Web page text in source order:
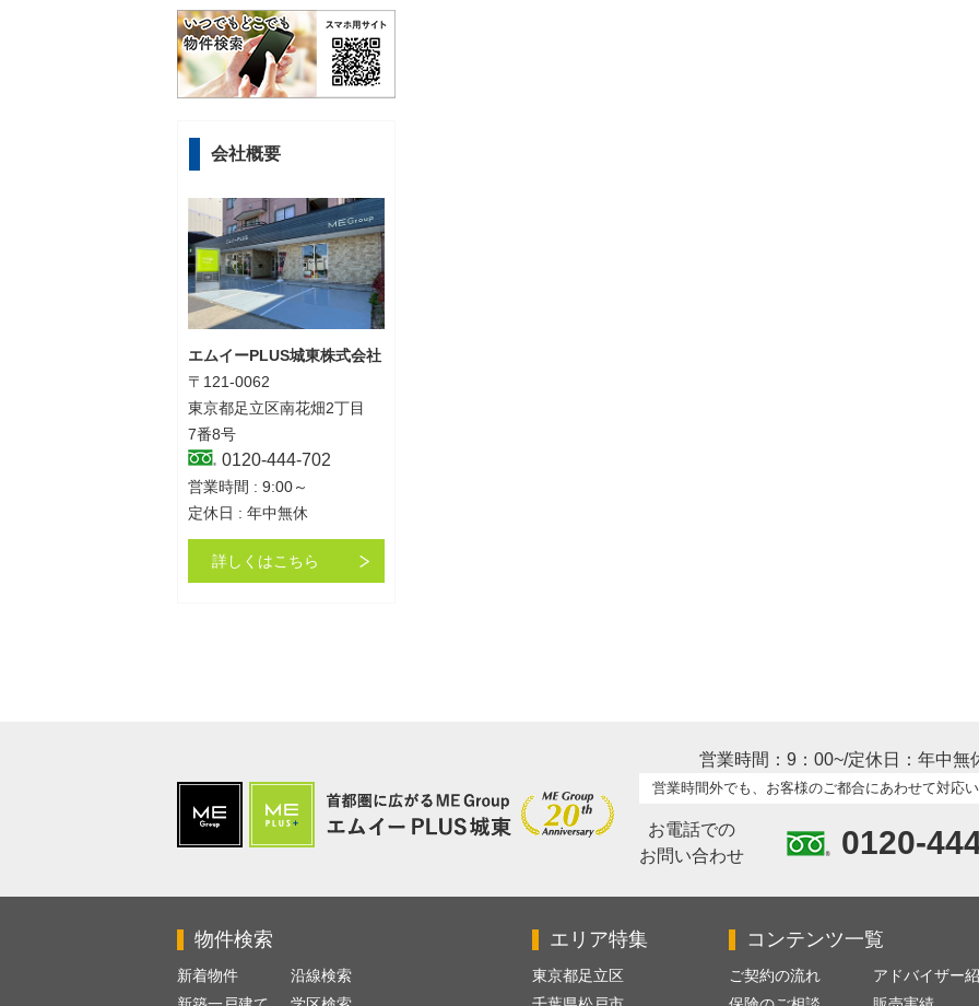
会社概要
エムイーPLUS城東株式会社
〒121-0062
東京都足立区南花畑2丁目
7番8号
0120-444-702
営業時間 : 9:00～
定休日 : 年中無休
詳しくはこちら
営業時間：9：00~/定休日：年中無
営業時間外でも、お客様のご都合にあわせて対応
お電話での
お問い合わせ
0120-
物件検索
新着物件
沿線検索
エリア特集
東京都足立区
コンテンツ一覧
ご契約の流れ
アドバイザー